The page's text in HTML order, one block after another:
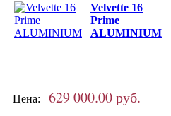
Velvette 16
Prime
ALUMINIUM
Цена: 629 000.00 руб.